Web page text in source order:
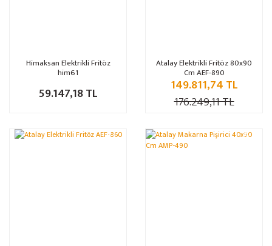
Himaksan Elektrikli Fritöz
him61
59.147,18 TL
Atalay Elektrikli Fritöz 80x90
Cm AEF-890
149.811,74 TL
176.249,11 TL
%15 %15